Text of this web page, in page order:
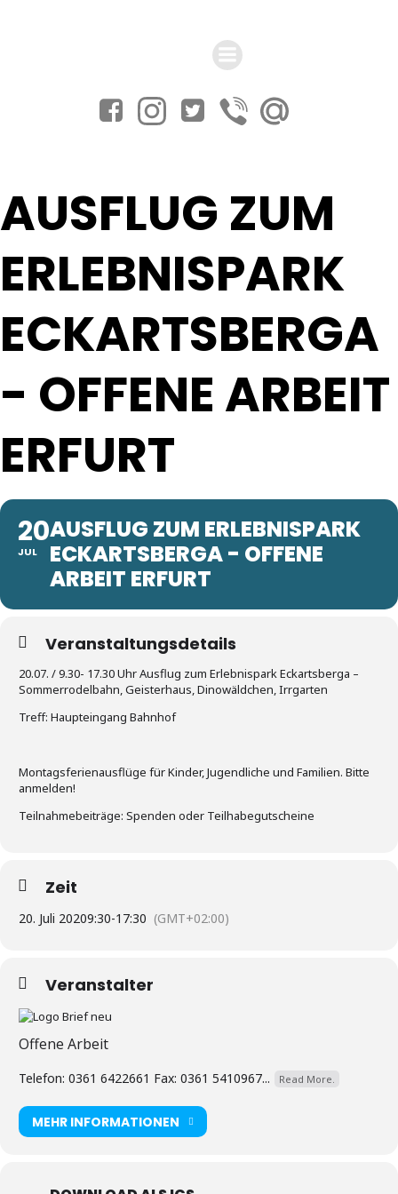
springen
AUSFLUG ZUM
ERLEBNISPARK
ECKARTSBERGA
- OFFENE ARBEIT
ERFURT
20
JUL
AUSFLUG ZUM ERLEBNISPARK
ECKARTSBERGA - OFFENE
ARBEIT ERFURT
Veranstaltungsdetails
20.07. / 9.30- 17.30 Uhr Ausflug zum Erlebnispark Eckartsberga –
Sommerrodelbahn, Geisterhaus, Dinowäldchen, Irrgarten
Treff: Haupteingang Bahnhof
Montagsferienausflüge für Kinder, Jugendliche und Familien. Bitte
anmelden!
Teilnahmebeiträge: Spenden oder Teilhabegutscheine
Zeit
20. Juli 20209:30-17:30 (GMT+02:00)
Veranstalter
Offene Arbeit
Telefon: 0361 6422661 Fax: 0361 5410967... Read More.
MEHR INFORMATIONEN